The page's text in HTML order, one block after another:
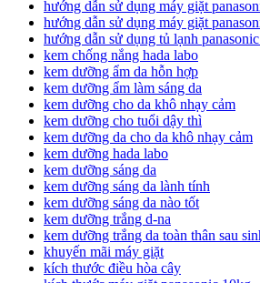
hướng dẫn sử dụng máy giặt
hướng dẫn sử dụng máy giặt
hướng dẫn sử dụng tủ lạnh
kem chống nắng hada labo
kem dưỡng ẩm da hỗn hợp
kem dưỡng ẩm làm sáng da
kem dưỡng cho da khô nhạy cảm
kem dưỡng cho tuổi dậy thì
kem dưỡng da cho da khô nhạy cảm
kem dưỡng hada labo
kem dưỡng sáng da
kem dưỡng sáng da lành tính
kem dưỡng sáng da nào tốt
kem dưỡng trắng d-na
kem dưỡng trắng da toàn thân sau
khuyến mãi máy giặt
kích thước điều hòa cây